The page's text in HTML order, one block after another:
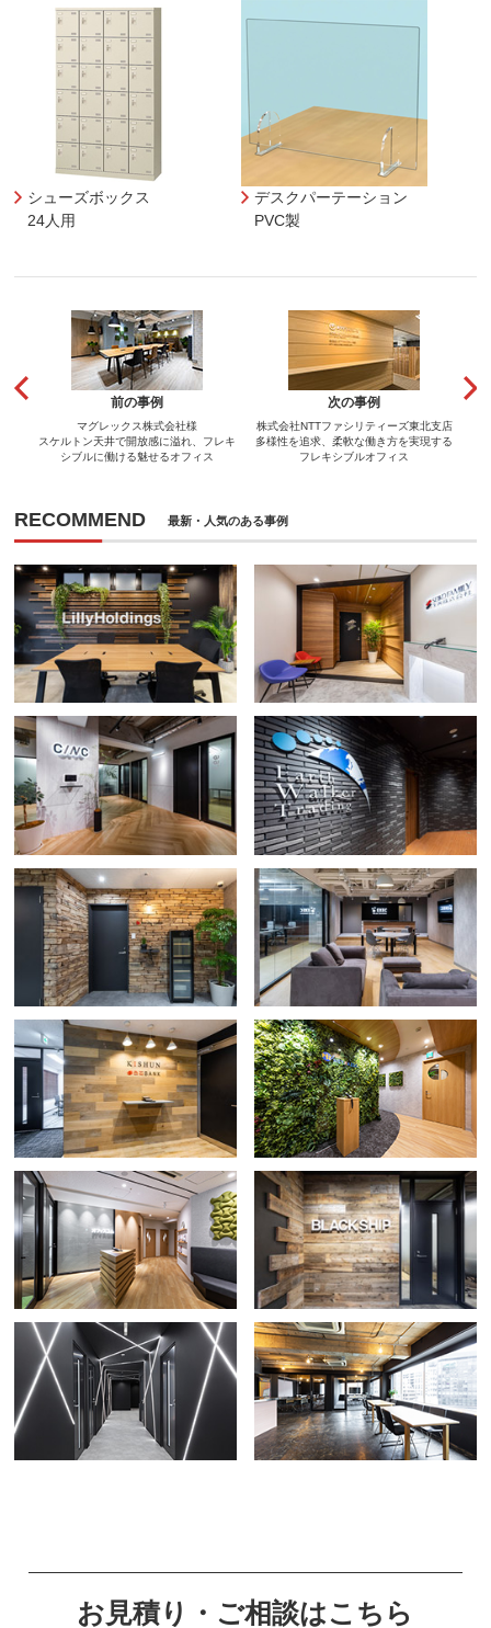
シューズボックス
24人用
デスクパーテーション
PVC製
前の事例
マグレックス株式会社様
スケルトン天井で開放感に溢れ、フレキ
シブルに働ける魅せるオフィス
次の事例
株式会社NTTファシリティーズ東北支店
多様性を追求、柔軟な働き方を実現する
フレキシブルオフィス
RECOMMEND 最新・人気のある事例
お見積り・ご相談はこちら